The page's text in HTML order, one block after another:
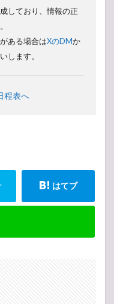
しており、情報の正
ある場合はXのDMか
します。
程表へ